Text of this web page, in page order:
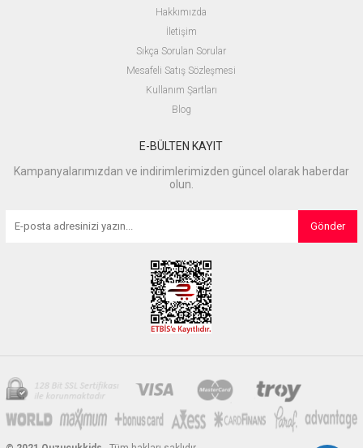
Hakkımızda
İletişim
Sıkça Sorulan Sorular
Mesafeli Satış Sözleşmesi
Kullanım Şartları
Blog
E-BÜLTEN KAYIT
Kampanyalarımızdan ve indirimlerimizden güncel olarak haberdar
olun.
Gönder